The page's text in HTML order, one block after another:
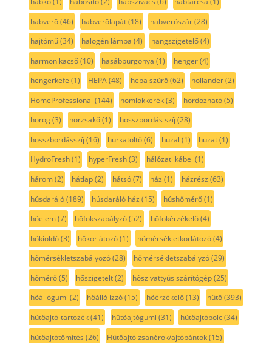
habverő(46) habverőlapát(18) habverőszár(28)
hajtómű(34) halogén lámpa (4) hangszigetelő(4)
harmonikacső(10) hasábburgonya (1) henger(4)
hengerkefe (1) HEPA(48) hepa szűrő(62) hollander(2)
HomeProfessional (144) homlokkerék(3) hordozható(5)
horog(3) horzsakő(1) hosszbordás szíj (28)
hosszbordásszíj (16) hurkatöltő(6) huzal (1) huzat(1)
HydroFresh(1) hyperFresh(3) hálózati kábel (1)
három(2) hátlap(2) hátsó(7) ház (1) házrész (63)
húsdaráló(189) húsdaráló ház (15) húshőmérő(1)
hőelem(7) hőfokszabályzó(52) hőfokérzékelő(4)
hőkioldó(3) hőkorlátozó(1) hőmérsékletkorlátozó(4)
hőmérsékletszabályozó(28) hőmérsékletszabályzó(29)
hőmérő(5) hőszigetelt(2) hőszivattyús szárítógép(25)
hőállógumi (2) hőálló izzó(15) hőérzékelő(13) hűtő(393)
hűtőajtó-tartozék(41) hűtőajtógumi (31) hűtőajtópolc(34)
hűtőajtótömítés (26) Hűtőajtó zsanérok/ajtópántok(15)